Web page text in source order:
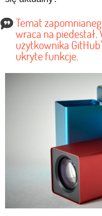
Temat
wraca na
użytkownika
ukryte funkcje.